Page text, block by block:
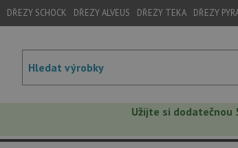
DŘEZY SCHOCK DŘEZY ALVEUS DŘEZY TEKA DŘEZY
Užijte si dodatečnou